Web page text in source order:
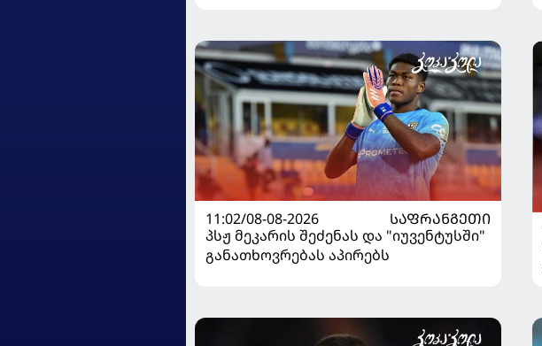
11:02/08-08-2026
ᲡᲐᲤᲠᲐᲜᲒᲔᲗᲘ
პსჟ მეკარის შეძენას და "იუვენტუსში"
განათხოვრებას აპირებს